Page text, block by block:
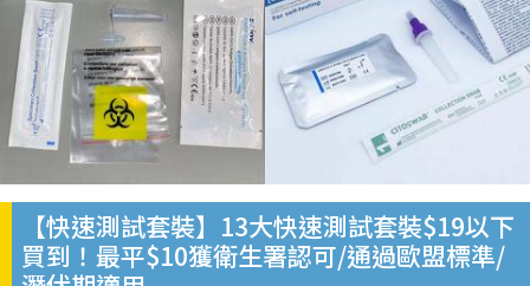
【快速測試套裝】13大快速測試套裝$19以下
買到！最平$10獲衛生署認可/通過歐盟標準/